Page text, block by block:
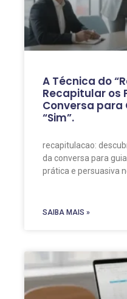
A Técnica do
Recapitular os
Conversa para
“Sim”.
recapitulacao:
da conversa para
prática e persuasiva
SAIBA MAIS »